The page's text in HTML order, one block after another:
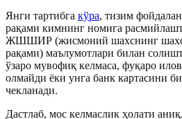
Янги тартибга кўра, тизим
рақами кимнинг номига
ЖШШИР (жисмоний шахснинг
рақами) маълумотлари билан
ўзаро мувофиқ келмаса, фуқаро
олмайди ёки унга банк картасини
чекланади.
Дастлаб, мос келмаслик ҳолати